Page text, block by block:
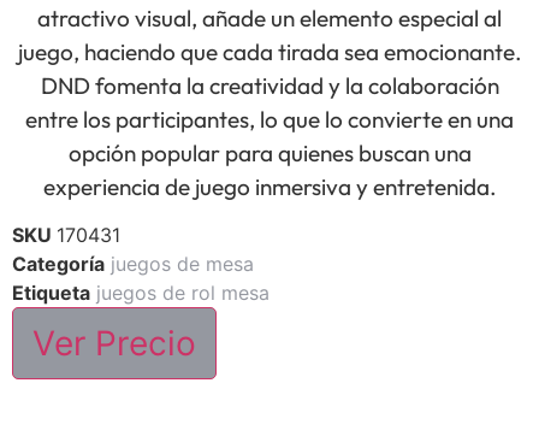
atractivo visual, añade un elemento especial al
juego, haciendo que cada tirada sea emocionante.
DND fomenta la creatividad y la colaboración
entre los participantes, lo que lo convierte en una
opción popular para quienes buscan una
experiencia de juego inmersiva y entretenida.
SKU 170431
Categoría juegos de mesa
Etiqueta juegos de rol mesa
Ver Precio